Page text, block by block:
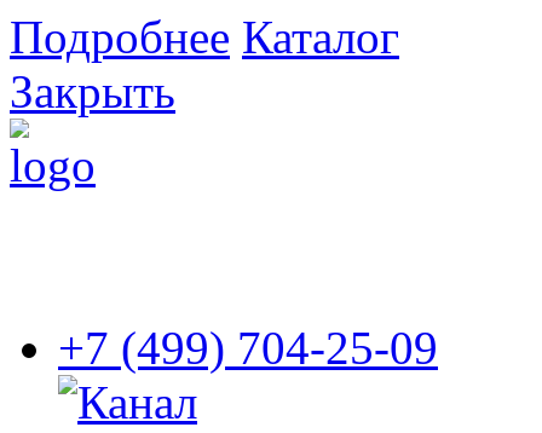
Подробнее Каталог
Закрыть
+7 (499) 704-25-09